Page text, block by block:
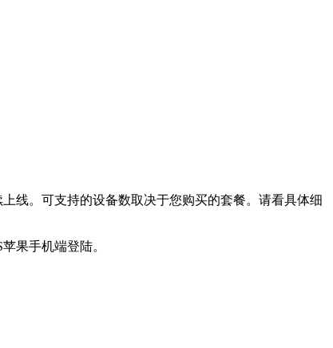
线。可支持的设备数取决于您购买的套餐。请看具体细
果手机端登陆。